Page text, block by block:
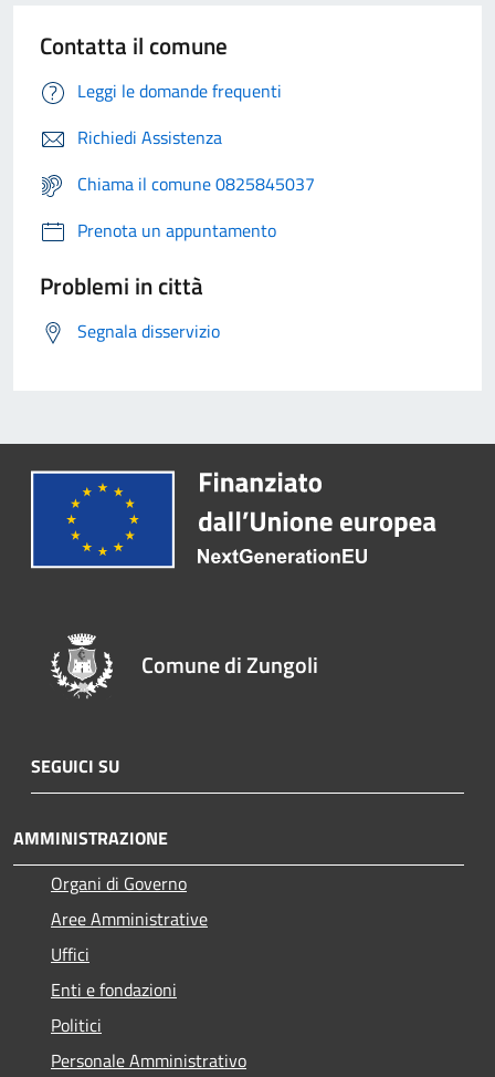
Contatta il comune
Leggi le domande frequenti
Richiedi Assistenza
Chiama il comune 0825845037
Prenota un appuntamento
Problemi in città
Segnala disservizio
Comune di Zungoli
SEGUICI SU
AMMINISTRAZIONE
Organi di Governo
Aree Amministrative
Uffici
Enti e fondazioni
Politici
Personale Amministrativo